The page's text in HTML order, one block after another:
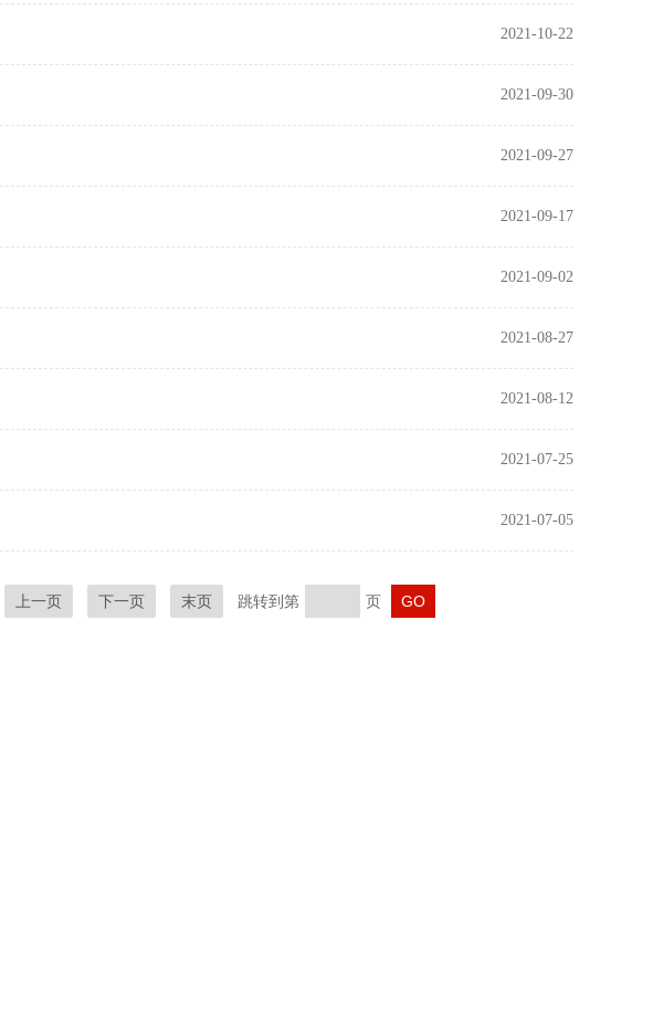
2021-10-22
2021-09-30
2021-09-27
2021-09-17
2021-09-02
2021-08-27
2021-08-12
2021-07-25
2021-07-05
上一页 下一页 末页 跳转到第 页